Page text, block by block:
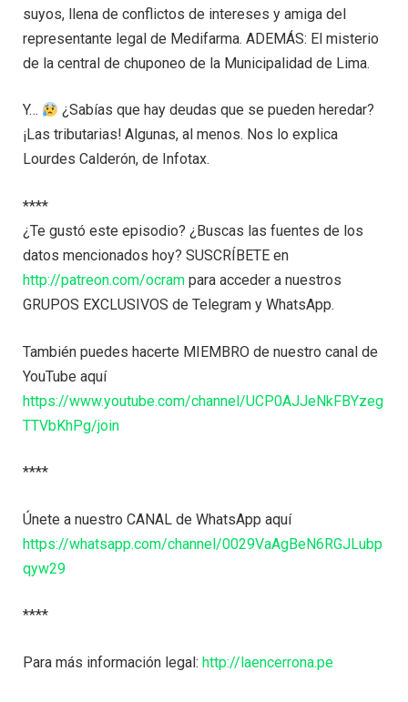
suyos, llena de conflictos de intereses y amiga del
representante legal de Medifarma. ADEMÁS: El misterio
de la central de chuponeo de la Municipalidad de Lima.
Y…
¿Sabías que hay deudas que se pueden heredar?
¡Las tributarias! Algunas, al menos. Nos lo explica
Lourdes Calderón, de Infotax.
****
¿Te gustó este episodio? ¿Buscas las fuentes de los
datos mencionados hoy? SUSCRÍBETE en
http://patreon.com/ocram para acceder a nuestros
GRUPOS EXCLUSIVOS de Telegram y WhatsApp.
También puedes hacerte MIEMBRO de nuestro canal de
YouTube aquí
https://www.youtube.com/channel/UCP0AJJeNkFBYzeg
TTVbKhPg/join
****
Únete a nuestro CANAL de WhatsApp aquí
https://whatsapp.com/channel/0029VaAgBeN6RGJLubp
qyw29
****
Para más información legal: http://laencerrona.pe